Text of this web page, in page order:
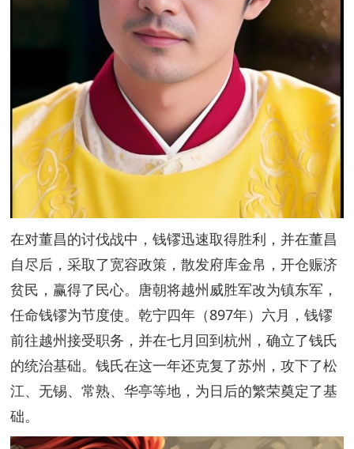
在对董昌的讨伐战中，钱镠迅速取得胜利，并在董昌
自尽后，采取了宽容政策，散发府库金帛，开仓赈济
贫民，赢得了民心。唐朝将越州威胜军改为镇东军，
任命钱镠为节度使。乾宁四年（897年）六月，钱镠
前往越州接受职务，并在七月回到杭州，确立了钱氏
的统治基础。钱氏在这一年还克复了苏州，攻下了松
江、无锡、常熟、华亭等地，为日后的繁荣奠定了基
础。